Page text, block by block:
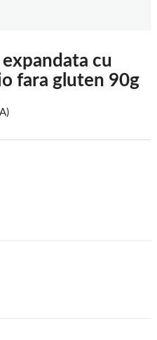
cu
fara gluten 90g